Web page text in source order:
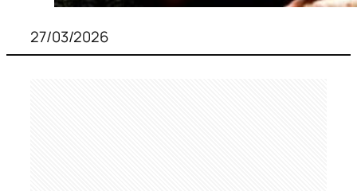
27/03/2026